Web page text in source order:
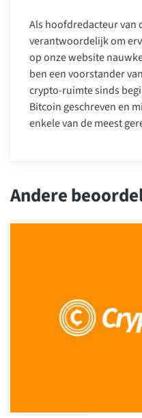
Als hoofdredacteur van
verantwoordelijk om
op onze website
ben een voorstander
crypto-ruimte sinds
Bitcoin geschreven en
enkele van de meest
Andere